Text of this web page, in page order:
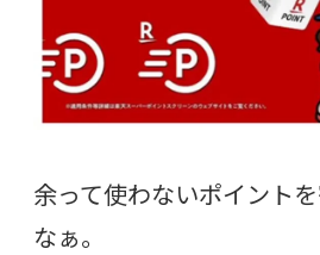
余って使わないポイント
なぁ。